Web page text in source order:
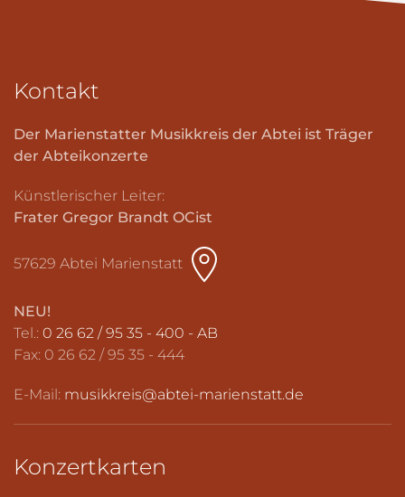
Kontakt
Der Marienstatter Musikkreis der Abtei ist Träger
der Abteikonzerte
Künstlerischer Leiter:
Frater Gregor Brandt OCist
57629 Abtei Marienstatt
NEU!
Tel.: 0 26 62 / 95 35 - 400 - AB
Fax: 0 26 62 / 95 35 - 444
E-Mail: musikkreis@abtei-marienstatt.de
Konzertkarten